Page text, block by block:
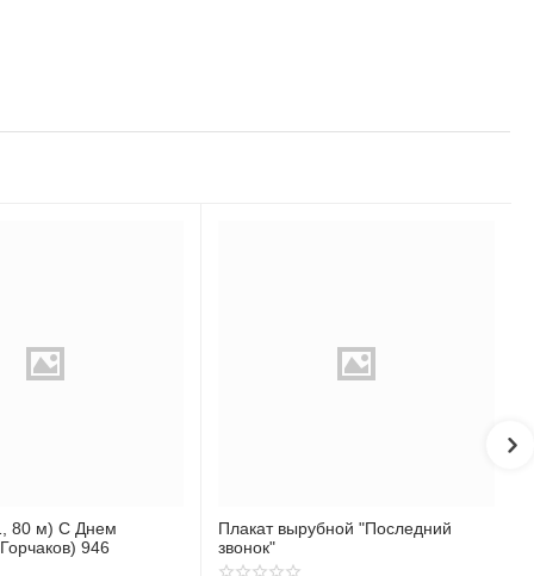
80 м) С Днем
946
Плакат вырубной "Последний
звонок"